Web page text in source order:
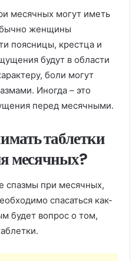
месячных могут иметь
женщины
поясницы, крестца и
будут в области
боли могут
Иногда – это
перед месячными.
таблетки
месячных?
спазмы при месячных,
спасаться как-
будет вопрос о том,